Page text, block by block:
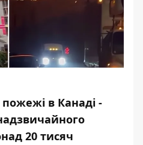
пожежі в Канаді -
20 тисяч